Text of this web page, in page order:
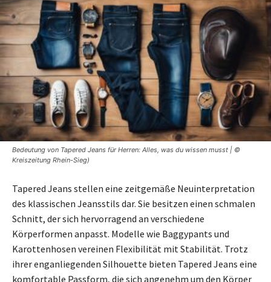
Bedeutung von Tapered Jeans für Herren: Alles, was du wissen musst | ©
Kreiszeitung Rhein-Sieg)
Tapered Jeans stellen eine zeitgemäße Neuinterpretation
des klassischen Jeansstils dar. Sie besitzen einen schmalen
Schnitt, der sich hervorragend an verschiedene
Körperformen anpasst. Modelle wie Baggypants und
Karottenhosen vereinen Flexibilität mit Stabilität. Trotz
ihrer enganliegenden Silhouette bieten Tapered Jeans eine
komfortable Passform, die sich angenehm um den Körper